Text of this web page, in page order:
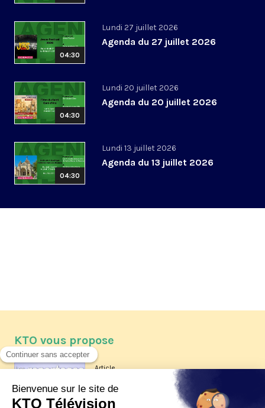
04:30
Lundi 27 juillet 2026
Agenda du 27 juillet 2026
04:30
Lundi 20 juillet 2026
Agenda du 20 juillet 2026
04:30
Lundi 13 juillet 2026
Agenda du 13 juillet 2026
KTO vous propose
Article
Les reportages d'été 2026 de KTO